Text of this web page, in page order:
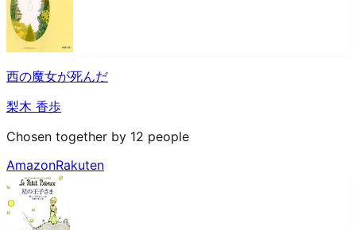
西の魔女が死んだ
梨木 香歩
Chosen together by 12 people
AmazonRakuten